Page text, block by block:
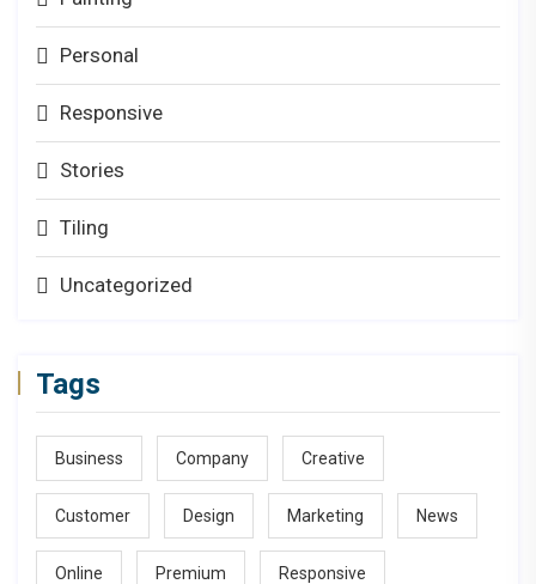
Personal
Responsive
Stories
Tiling
Uncategorized
Tags
Business Company Creative
Customer Design Marketing News
Online Premium Responsive